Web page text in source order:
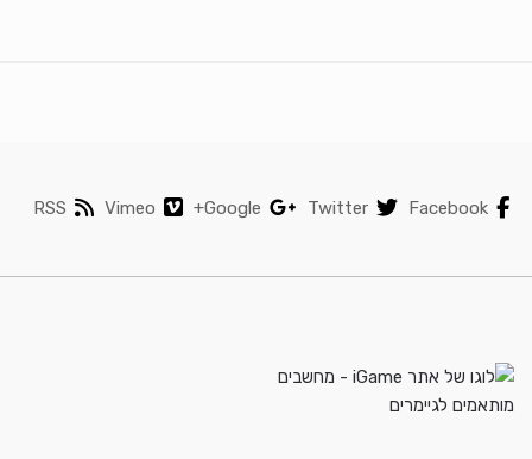
Facebook
Twitter
Google+
Vimeo
RSS